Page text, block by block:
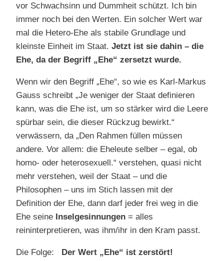
vor Schwachsinn und Dummheit schützt. Ich bin
immer noch bei den Werten. Ein solcher Wert war
mal die Hetero-Ehe als stabile Grundlage und
kleinste Einheit im Staat. Jetzt ist sie dahin – die
Ehe, da der Begriff „Ehe“ zersetzt wurde.
Wenn wir den Begriff „Ehe“, so wie es Karl-Markus
Gauss schreibt „Je weniger der Staat definieren
kann, was die Ehe ist, um so stärker wird die Leere
spürbar sein, die dieser Rückzug bewirkt.“
verwässern, da „Den Rahmen füllen müssen
andere. Vor allem: die Eheleute selber – egal, ob
homo- oder heterosexuell.“ verstehen, quasi nicht
mehr verstehen, weil der Staat – und die
Philosophen – uns im Stich lassen mit der
Definition der Ehe, dann darf jeder frei weg in die
Ehe seine Inselgesinnungen = alles
reininterpretieren, was ihm/ihr in den Kram passt.
Die Folge: Der Wert „Ehe“ ist zerstört!